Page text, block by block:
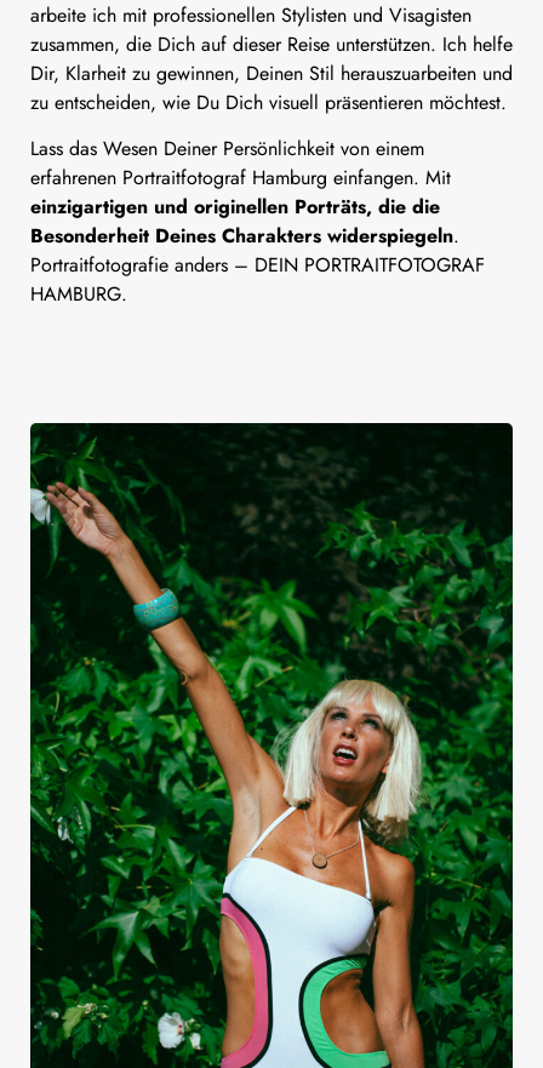
arbeite ich mit professionellen Stylisten und Visagisten
zusammen, die Dich auf dieser Reise unterstützen. Ich helfe
Dir, Klarheit zu gewinnen, Deinen Stil herauszuarbeiten und
zu entscheiden, wie Du Dich visuell präsentieren möchtest.
Lass das Wesen Deiner Persönlichkeit von einem
erfahrenen Portraitfotograf Hamburg einfangen. Mit
einzigartigen und originellen Porträts, die die
Besonderheit Deines Charakters widerspiegeln.
Portraitfotografie anders – DEIN PORTRAITFOTOGRAF
HAMBURG.